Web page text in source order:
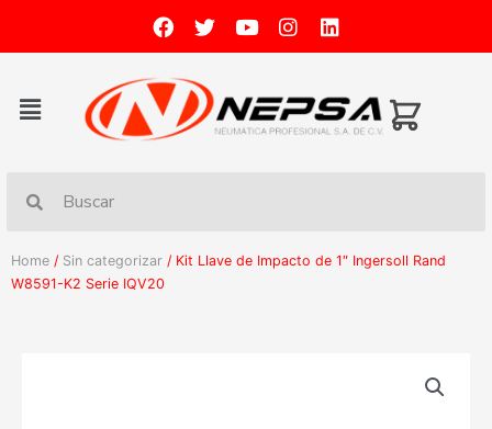
Home / Sin categorizar / Kit Llave de Impacto de 1″ Ingersoll Rand
W8591-K2 Serie IQV20